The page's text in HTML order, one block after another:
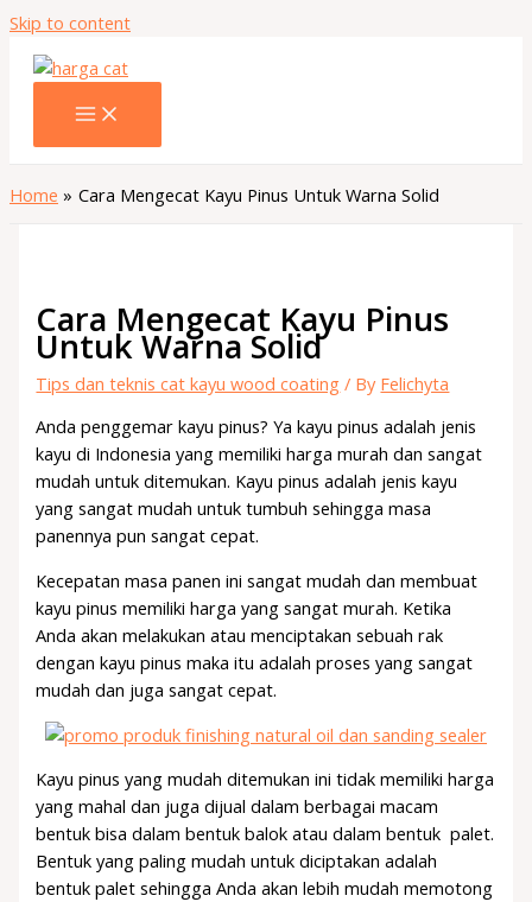
Skip to content
Home Cara Mengecat Kayu Pinus Untuk Warna Solid
Cara Mengecat Kayu Pinus
Untuk Warna Solid
Tips dan teknis cat kayu wood coating / By Felichyta
Anda penggemar kayu pinus? Ya kayu pinus adalah jenis
kayu di Indonesia yang memiliki harga murah dan sangat
mudah untuk ditemukan. Kayu pinus adalah jenis kayu
yang sangat mudah untuk tumbuh sehingga masa
panennya pun sangat cepat.
Kecepatan masa panen ini sangat mudah dan membuat
kayu pinus memiliki harga yang sangat murah. Ketika
Anda akan melakukan atau menciptakan sebuah rak
dengan kayu pinus maka itu adalah proses yang sangat
mudah dan juga sangat cepat.
Kayu pinus yang mudah ditemukan ini tidak memiliki harga
yang mahal dan juga dijual dalam berbagai macam
bentuk bisa dalam bentuk balok atau dalam bentuk palet.
Bentuk yang paling mudah untuk diciptakan adalah
bentuk palet sehingga Anda akan lebih mudah memotong